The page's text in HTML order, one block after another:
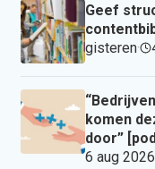
Geef
gisteren·
komen
door”
6 aug 2026